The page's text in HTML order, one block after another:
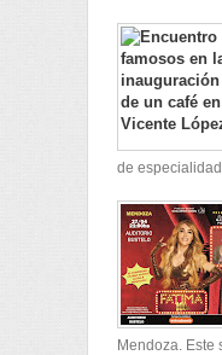
de
Mendoza. Este